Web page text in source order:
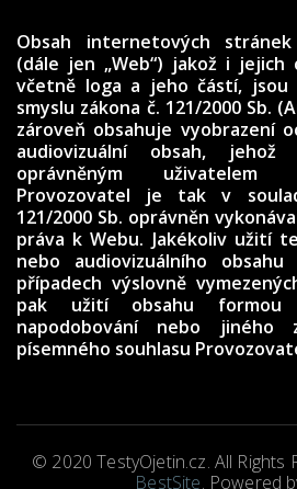
Obsah internetových
(dále jen „Web“) jakož i
včetně loga a jeho částí, jsou
smyslu zákona č. 121/2000 Sb.
zároveň obsahuje vyobrazení
audiovizuální obsah, jehož
oprávněným uživatelem
Provozovatel je tak v
121/2000 Sb. oprávněn
práva k Webu. Jakékoliv užití
nebo audiovizuálního
případech výslovně
pak užití obsahu formou
napodobování nebo jiného
písemného souhlasu
© 2020 TestyOjetin.cz. All Rights
BestSite. Powered